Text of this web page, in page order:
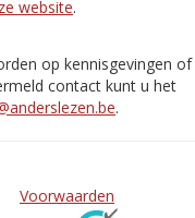
website.
op kennisgevingen of
contact kunt u het
.
Voorwaarden